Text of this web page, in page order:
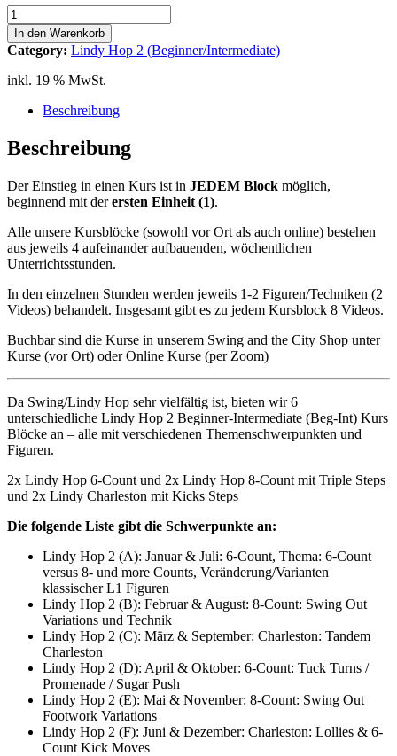
Lindy
Hop
2
(Beg-
Int)
Count
6
Out
halb
Underarm
Turn
Menge
In den Warenkorb
Category: Lindy Hop 2 (Beginner/Intermediate)
inkl. 19 % MwSt.
Beschreibung
Beschreibung
Der Einstieg in einen Kurs ist in JEDEM Block möglich,
beginnend mit derersten Einheit (1).
Alle unsere Kursblöcke (sowohl vor Ort als auch online) bestehen
aus jeweils 4 aufeinander aufbauenden, wöchentlichen
Unterrichtsstunden.
In den einzelnen Stunden werden jeweils 1-2 Figuren/Techniken (2
Videos) behandelt. Insgesamt gibt es zu jedem Kursblock 8 Videos.
Buchbar sind die Kurse in unserem Swing and the City Shop unter
Kurse (vor Ort) oder Online Kurse (per Zoom)
Da Swing/Lindy Hop sehr vielfältig ist, bieten wir 6
unterschiedliche Lindy Hop 2 Beginner-Intermediate (Beg-Int) Kurs
Blöcke an – alle mit verschiedenen Themenschwerpunkten und
Figuren.
2x Lindy Hop 6-Count und 2x Lindy Hop 8-Count mit Triple Steps
und 2x Lindy Charleston mit Kicks Steps
Die folgende Liste gibt die Schwerpunkte an:
Lindy Hop 2 (A): Januar & Juli: 6-Count, Thema: 6-Count
versus 8- und more Counts, Veränderung/Varianten
klassischer L1 Figuren
Lindy Hop 2 (B): Februar & August: 8-Count: Swing Out
Variations und Technik
Lindy Hop 2 (C): März & September: Charleston: Tandem
Charleston
Lindy Hop 2 (D): April & Oktober: 6-Count: Tuck Turns /
Promenade / Sugar Push
Lindy Hop 2 (E): Mai & November: 8-Count: Swing Out
Footwork Variations
Lindy Hop 2 (F): Juni & Dezember: Charleston: Lollies & 6-
Count Kick Moves